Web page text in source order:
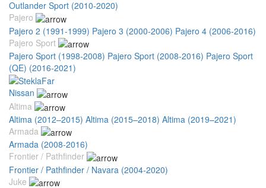
Outlander Sport (2010-2020)
Pajero
Pajero 2 (1991-1999) Pajero 3 (2000-2006) Pajero 4 (2006-2016)
Pajero Sport
Pajero Sport (1998-2008) Pajero Sport (2008-2016) Pajero Sport
(QE) (2016-2021)
Nissan
Altima
Altima (2012–2015) Altima (2015–2018) Altima (2019–2021)
Armada
Armada (2008-2016)
Frontier / Pathfinder
Frontier / Pathfinder / Navara (2004-2020)
Juke